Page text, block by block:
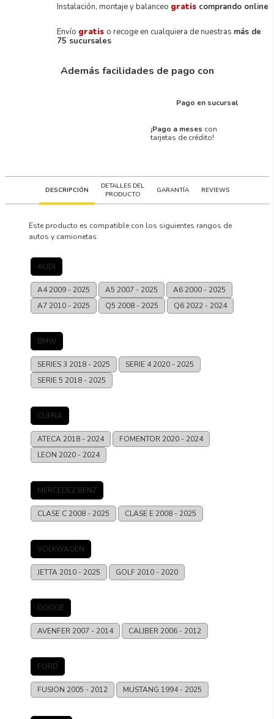
Instalación, montaje y balanceo gratis comprando online
Envío gratis o recoge en cualquiera de nuestras más de
75 sucursales
Además facilidades de pago con
Pago en sucursal
¡Pago a meses con
tarjetas de crédito!
DESCRIPCIÓN
DETALLES DEL
PRODUCTO
GARANTÍA REVIEWS
Este producto es compatible con los siguientes rangos de
autos y camionetas:
AUDI
A42009 - 2025 A5 2007 - 2025 A6 2000 - 2025
A7 2010 - 2025 Q5 2008 - 2025 Q6 2022 - 2024
BMW
SERIES 3 2018 - 2025 SERIE 42020 - 2025
SERIE 5 2018 - 2025
CUPRA
ATECA 2018 - 2024 FOMENTOR 2020 - 2024
LEON 2020 - 2024
MERCEDEZ BENZ
CLASE C 2008 - 2025 CLASE E 2008 - 2025
VOLKWAGEN
JETTA 2010 - 2025 GOLF 2010 - 2020
DODGE
AVENFER 2007 - 2014 CALIBER 2006 - 2012
FORD
FUSION 2005 - 2012 MUSTANG 1994 - 2025